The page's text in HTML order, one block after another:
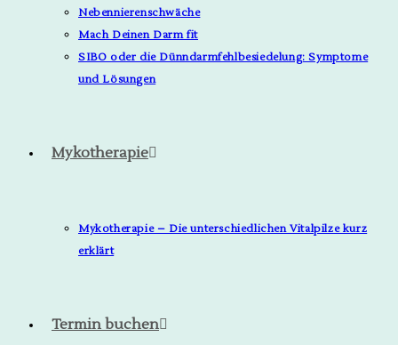
Nebennierenschwäche
Mach Deinen Darm fit
SIBO oder die Dünndarmfehlbesiedelung: Symptome
und Lösungen
Mykotherapie
Mykotherapie – Die unterschiedlichen Vitalpilze kurz
erklärt
Termin buchen